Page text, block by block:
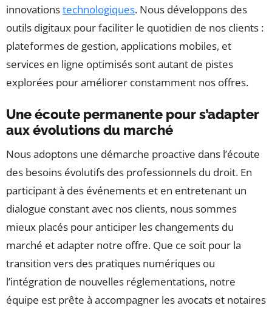
innovationstechnologiques. Nous développons des
outils digitaux pour faciliter le quotidien de nos clients :
plateformes de gestion, applications mobiles, et
services en ligne optimisés sont autant de pistes
explorées pour améliorer constamment nos offres.
Une écoute permanente pour s’adapter
aux évolutions du marché
Nous adoptons une démarche proactive dans l’écoute
des besoins évolutifs des professionnels du droit. En
participant à des événements et en entretenant un
dialogue constant avec nos clients, nous sommes
mieux placés pour anticiper les changements du
marché et adapter notre offre. Que ce soit pour la
transition vers des pratiques numériques ou
l’intégration de nouvelles réglementations, notre
équipe est prête à accompagner les avocats et notaires